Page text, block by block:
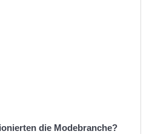
die Modebranche?